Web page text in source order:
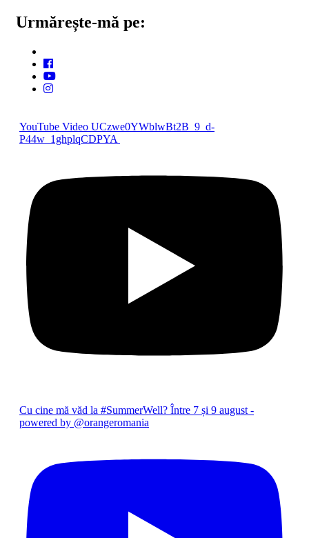
Urmărește-mă pe:
YouTube Video UCzwe0YWblwBt2B_9_d-
P44w_1ghplqCDPYA
Cu cine mă văd la #SummerWell? Între 7 și 9 august -
powered by @orangeromania